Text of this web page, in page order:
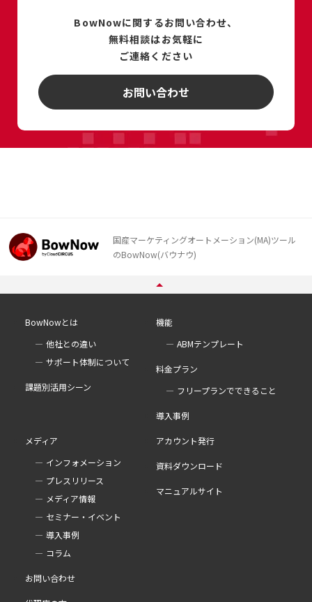
BowNowに関するお問い合わせ、
無料相談はお気軽に
ご連絡ください
お問い合わせ
国産マーケティングオートメーション(MA)ツール
のBowNow(バウナウ)
BowNowとは
他社との違い
サポート体制について
課題別活用シーン
機能
ABMテンプレート
料金プラン
フリープランでできること
導入事例
メディア
インフォメーション
プレスリリース
メディア情報
セミナー・イベント
導入事例
コラム
アカウント発行
資料ダウンロード
マニュアルサイト
お問い合わせ